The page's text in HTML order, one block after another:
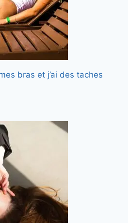
bras et j’ai des taches